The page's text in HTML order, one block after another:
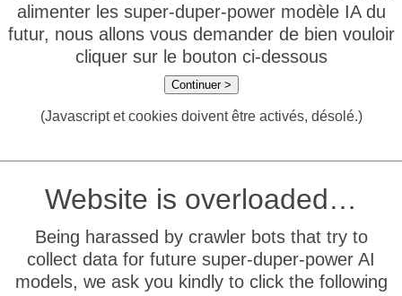
alimenter les super-duper-power modèle IA du
futur, nous allons vous demander de bien vouloir
cliquer sur le bouton ci-dessous
Continuer >
(Javascript et cookies doivent être activés, désolé.)
Website is overloaded…
Being harassed by crawler bots that try to
collect data for future super-duper-power AI
models, we ask you kindly to click the following